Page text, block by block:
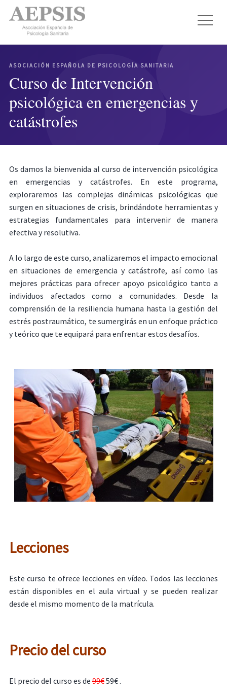
ASOCIACIÓN ESPAÑOLA DE PSICOLOGÍA SANITARIA
Curso de Intervención
psicológica en emergencias y
catástrofes
Os damos la bienvenida al curso de intervención psicológica
en emergencias y catástrofes. En este programa,
exploraremos las complejas dinámicas psicológicas que
surgen en situaciones de crisis, brindándote herramientas y
estrategias fundamentales para intervenir de manera
efectiva y resolutiva.
A lo largo de este curso, analizaremos el impacto emocional
en situaciones de emergencia y catástrofe, así como las
mejores prácticas para ofrecer apoyo psicológico tanto a
individuos afectados como a comunidades. Desde la
comprensión de la resiliencia humana hasta la gestión del
estrés postraumático, te sumergirás en un enfoque práctico
y teórico que te equipará para enfrentar estos desafíos.
Lecciones
Este curso te ofrece lecciones en vídeo. Todos las lecciones
están disponibles en el aula virtual y se pueden realizar
desde el mismo momento de la matrícula.
Precio del curso
El precio del curso es de 99€59€ .